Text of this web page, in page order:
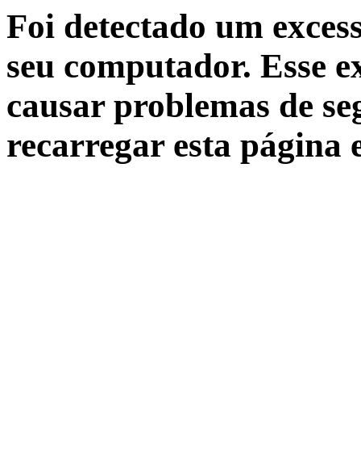
Foi detectado um
seu computador. Esse
causar problemas de
recarregar esta página